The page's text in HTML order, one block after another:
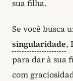
sua filha.
Se você busca
singularidade,
para dar à sua
com